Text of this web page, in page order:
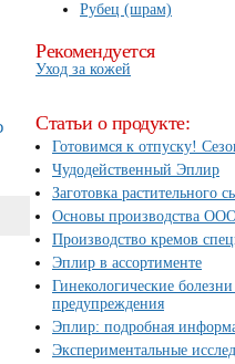
Рубец (шрам)
Рекомендуется
Уход за кожей
Статьи о продукте:
Готовимся к отпуску!
Чудодейственный Эплир
Заготовка растительного
Основы производства
Производство кремов
Эплир в ассортименте
Гинекологические
предупреждения
Эплир: подробная
Экспериментальные